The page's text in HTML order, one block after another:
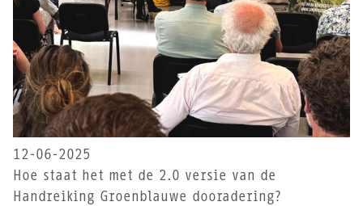
12-06-2025
Hoe staat het met de 2.0 versie van de
Handreiking Groenblauwe dooradering?